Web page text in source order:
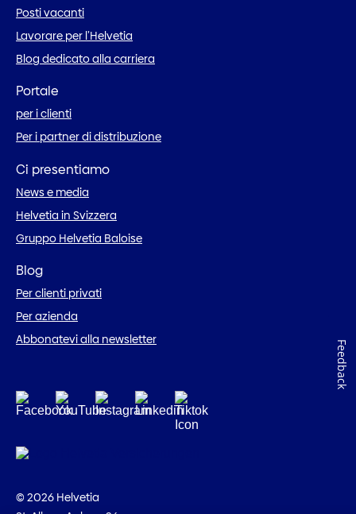
Posti vacanti
Lavorare per l’Helvetia
Blog dedicato alla carriera
Portale
per i clienti
Per i partner di distribuzione
Ci presentiamo
News e media
Helvetia in Svizzera
Gruppo Helvetia Baloise
Blog
Per clienti privati
Per azienda
Abbonatevi alla newsletter
© 2026 Helvetia
Feedback